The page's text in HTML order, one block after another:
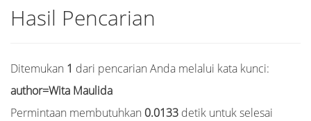
Hasil Pencarian
Ditemukan 1 dari pencarian Anda melalui kata kunci:
author=Wita Maulida
Permintaan membutuhkan 0.0133 detik untuk selesai